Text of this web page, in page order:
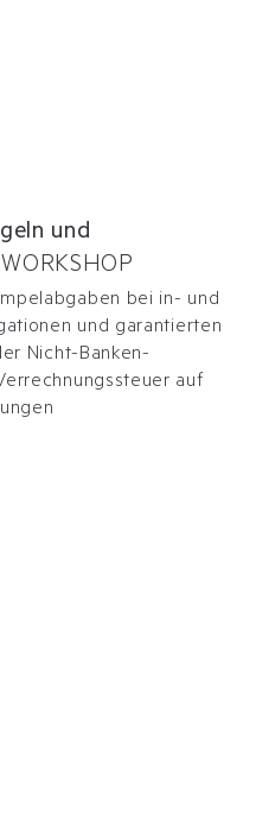
und
WORKSHOP
bei in- und
und garantierten
Nicht-Banken-
auf